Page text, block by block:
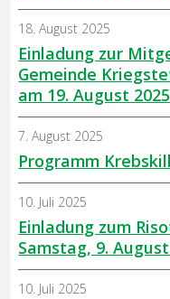
Einladung zur
Gemeinde
am 19. August 2025
18. August 2025
Programm
7. August 2025
Einladung zum
Samstag, 9.
10. Juli 2025
10. Juli 2025